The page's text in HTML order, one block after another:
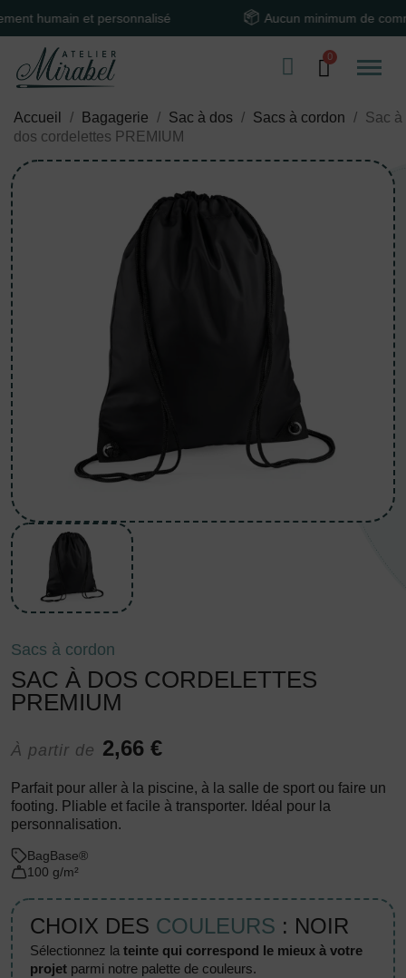
et personnalisé Aucun minimum de
Accueil Bagagerie Sac à dos Sacs à cordon
Sac à
dos cordelettes PREMIUM
Sacs à cordon
SAC À DOS CORDELETTES
PREMIUM
À partir de 2,66 €
Parfait pour aller à la piscine, à la salle de sport ou faire un
footing. Pliable et facile à transporter. Idéal pour la
personnalisation.
BagBase®
100 g/m²
CHOIX DES COULEURS : NOIR
sélectionnez lateinte qui correspond le mieux à votre
projet parmi notre palette de couleurs.